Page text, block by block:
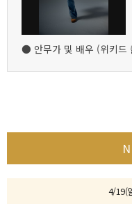
● 안무가 및 배우 (위키드
4/19(